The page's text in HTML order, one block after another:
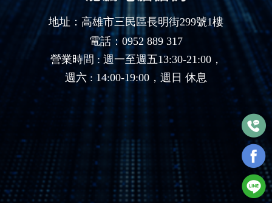
地址：高雄市三民區長明街299號1樓
電話：0952 889 317
營業時間 : 週一至週五13:30-21:00，
週六 : 14:00-19:00，週日 休息